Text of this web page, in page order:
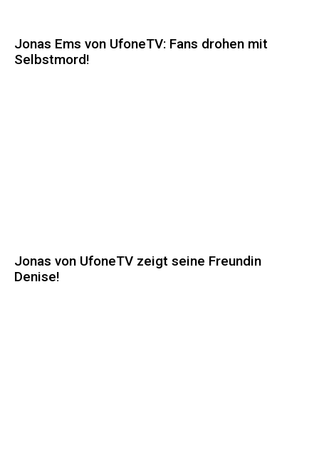
Jonas Ems von UfoneTV: Fans drohen mit
Selbstmord!
Jonas von UfoneTV zeigt seine Freundin
Denise!